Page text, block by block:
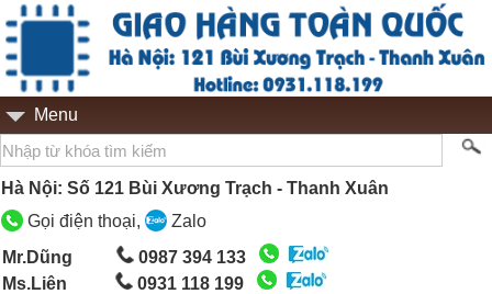
Menu
Hà Nội: Số 121 Bùi Xương Trạch - Thanh Xuân
Gọi điện thoại,
Zalo
Mr.Dũng
0987 394 133
Ms.Liên
0931 118 199